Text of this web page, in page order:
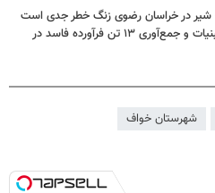
در خراسان رضوی زنگ خطر جدی است
سلیمانی:صادرات ۱۶۰۰ تن لبنیات و جمع‌آوری ۱۳ تن فرآورده فاسد در
شهرستان خواف